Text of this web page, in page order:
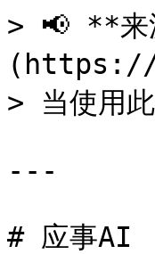
> 📢 **来
(https://
> 当使用
---
# 应事AI